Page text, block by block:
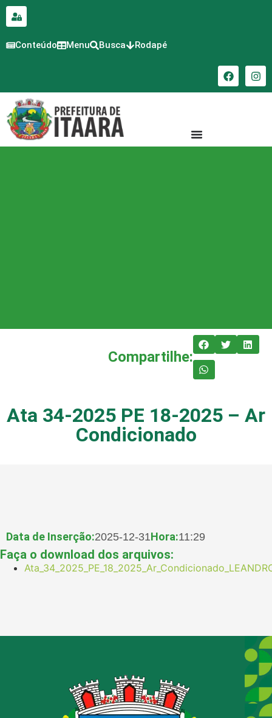
conteúdo
Conteúdo Menu Busca Rodapé
Compartilhe:
Ata 34-2025 PE 18-2025 – Ar
Condicionado
Data de Inserção:2025-12-31Hora:11:29
Faça o download dos arquivos: